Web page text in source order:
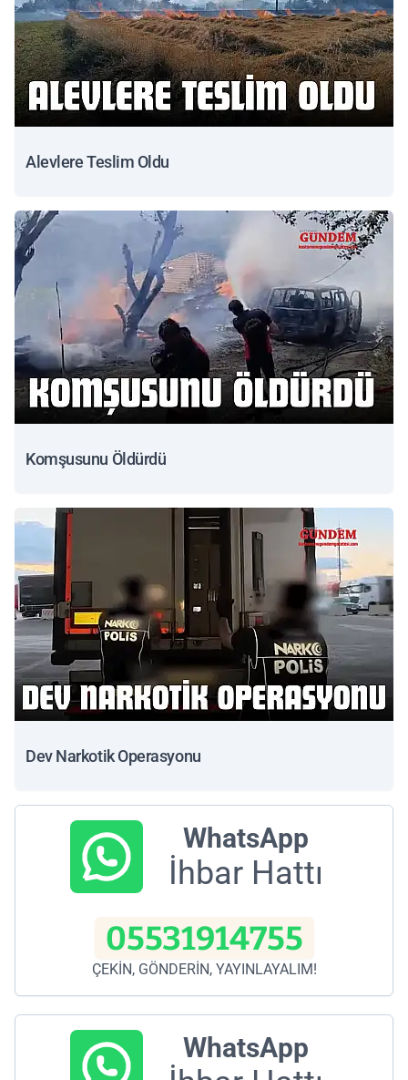
Alevlere Teslim Oldu
Komşusunu Öldürdü
Dev Narkotik Operasyonu
WhatsApp
İhbar Hattı
05531914755
ÇEKİN, GÖNDERİN, YAYINLAYALIM!
WhatsApp